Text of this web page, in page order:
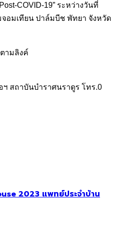
COVID-19” ระหว่างวันที่
จอมเทียน ปาล์มบีช พัทยา จังหวัด
ามลิงค์
สถาบันบำราศนราดูร โทร.0
2023 แพทย์ประจำบ้าน